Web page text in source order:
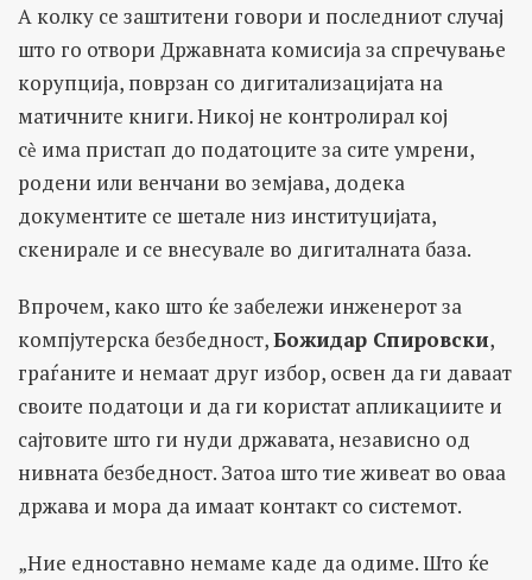
А колку се заштитени говори и последниот случај
што го отвори Државната комисија за спречување
корупција, поврзан со дигитализацијата на
матичните книги. Никој не контролирал кој
сѐ има пристап до податоците за сите умрени,
родени или венчани во земјава, додека
документите се шетале низ институцијата,
скенирале и се внесувале во дигиталната база.
Впрочем, како што ќе забележи инженерот за
компјутерска безбедност,Божидар Спировски,
граѓаните и немаат друг избор, освен да ги даваат
своите податоци и да ги користат апликациите и
сајтовите што ги нуди државата, независно од
нивната безбедност. Затоа што тие живеат во оваа
држава и мора да имаат контакт со системот.
„Ние едноставно немаме каде да одиме. Што ќе